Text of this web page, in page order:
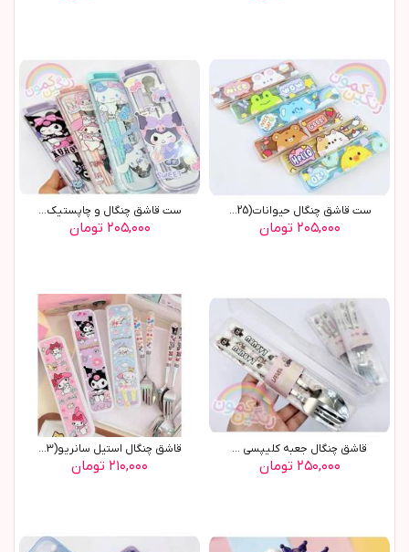
ست قاشق چنگال حيوانات(9425)
۲۰۵,۰۰۰ تومان
ست قاشق چنگال و چاپستيک ...
۲۰۵,۰۰۰ تومان
قاشق چنگال جعبه کليپسي ...
۲۵۰,۰۰۰ تومان
قاشق چنگال استيل سانريو(9263)
۲۱۰,۰۰۰ تومان